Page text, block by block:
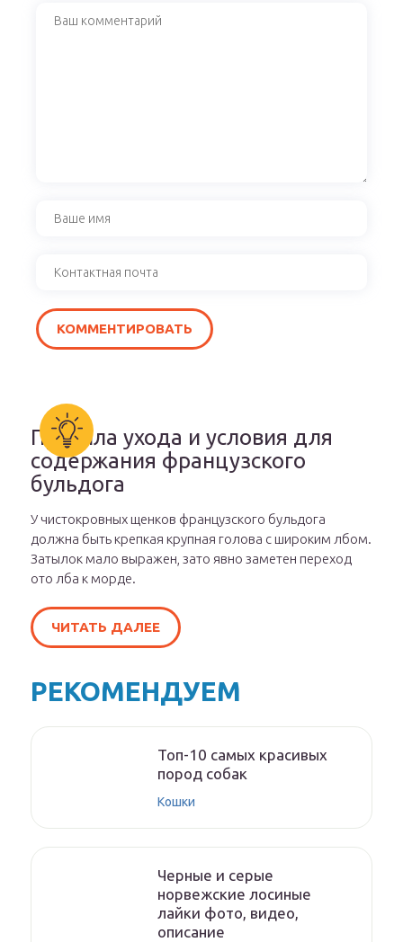
Правила ухода и условия для
содержания французского
бульдога
У чистокровных щенков французского бульдога
должна быть крепкая крупная голова с широким лбом.
Затылок мало выражен, зато явно заметен переход
ото лба к морде.
ЧИТАТЬ ДАЛЕЕ
РЕКОМЕНДУЕМ
Топ-10 самых красивых
пород собак
Кошки
Черные и серые
норвежские лосиные
лайки фото, видео,
описание